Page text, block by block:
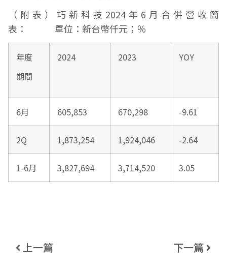
（附表）巧新科技2024年6月合併營收簡
表： 單位：新台幣仟元；％
年度
期間
2024 2023 YOY
6月 605,853 670,298 -9.61
2Q 1,873,254 1,924,046 -2.64
1-6月 3,827,694 3,714,520 3.05
上一篇 下一篇